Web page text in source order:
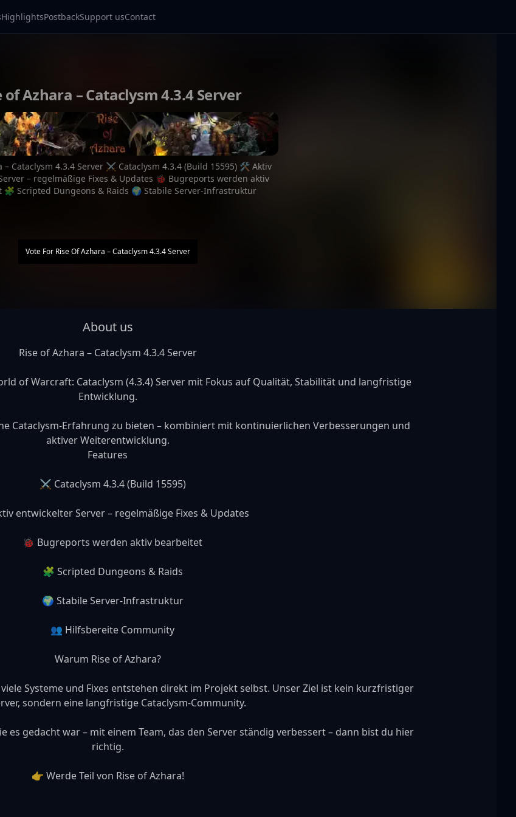
HighlightsPostbackSupport usContact
of Azhara – Cataclysm 4.3.4 Server
– Cataclysm 4.3.4 Server ⚔️ Cataclysm 4.3.4 (Build 15595) 🛠 Aktiv
– regelmäßige Fixes & Updates 🐞 Bugreports werden aktiv
🧩 Scripted Dungeons & Raids 🌍 Stabile Server-Infrastruktur
Vote For Rise Of Azhara – Cataclysm 4.3.4 Server
About us
Rise of Azhara – Cataclysm 4.3.4 Server
of Warcraft: Cataclysm (4.3.4) Server mit Fokus auf Qualität, Stabilität und langfristige
Entwicklung.
Cataclysm-Erfahrung zu bieten – kombiniert mit kontinuierlichen Verbesserungen und
aktiver Weiterentwicklung.
Features
Warum Rise of Azhara?
Systeme und Fixes entstehen direkt im Projekt selbst. Unser Ziel ist kein kurzfristiger
sondern eine langfristige Cataclysm-Community.
es gedacht war – mit einem Team, das den Server ständig verbessert – dann bist du hier
richtig.
👉 Werde Teil von Rise of Azhara!